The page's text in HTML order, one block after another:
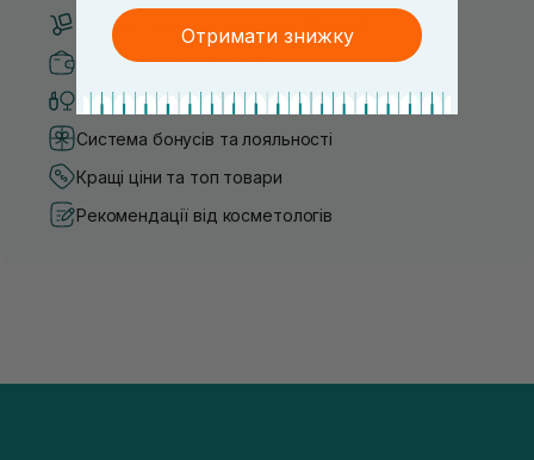
Безкоштовна доставка від 3000 UAH
Безпечні способи оплати
Тільки оригінальна косметика
Система бонусів та лояльності
Кращі ціни та топ товари
Рекомендації від косметологів
Отримати знижку